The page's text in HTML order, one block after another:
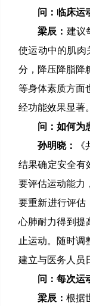
问：临床运
梁辰： 建议
使运动中的肌肉
分，降压降脂降
等身体素质方面
经功能效果显著
问：如何为
孙明晓：
结果确定安全有
要评估运动能力
要重新进行评估
心肺耐力得到提
止运动。随时
建立与医务人员
问：每次运
梁辰：根据